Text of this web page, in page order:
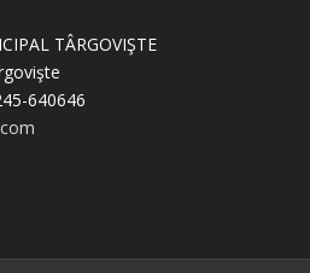
TÂRGOVIŞTE
640646